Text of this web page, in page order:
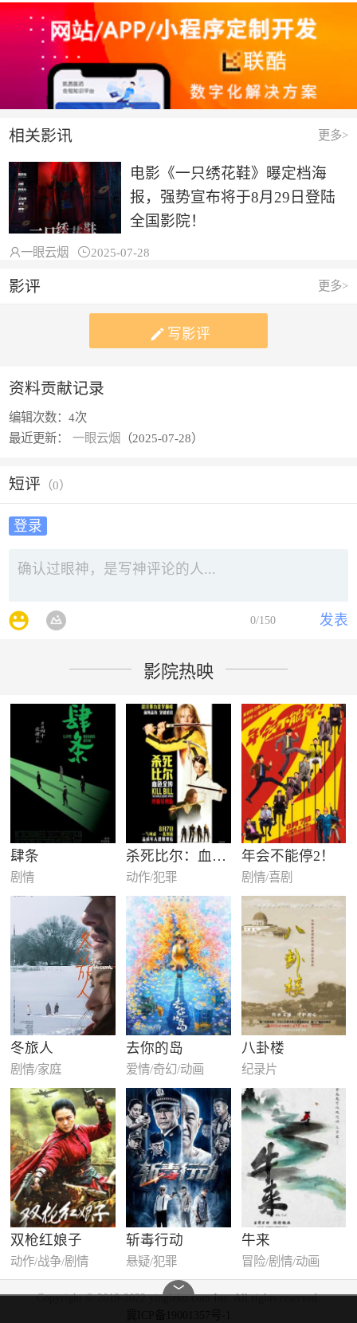
﹀
更多>
相关影讯
电影《一只绣花鞋》曝定档海
报，强势宣布将于8月29日登陆
全国影院！
一眼云烟 2025-07-28
更多>
影评
 写影评
资料贡献记录
编辑次数：4次
最近更新：
一眼云烟 （2025-07-28）
短评 （0）
登录
发表
0/150
影院热映
肆条
剧情
杀死比尔：血色全传
动作/犯罪
年会不能停2！
剧情/喜剧
冬旅人
剧情/家庭
去你的岛
爱情/奇幻/动画
八卦楼
纪录片
双枪红娘子
动作/战争/剧情
斩毒行动
悬疑/犯罪
牛来
冒险/剧情/动画
Copyright © 2019-2022 yingleku.com Inc. All rights reserved.